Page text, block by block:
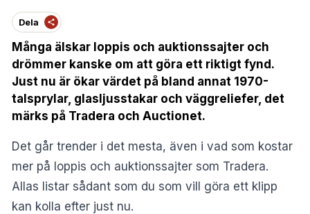
Dela
Många älskar loppis och auktionssajter och
drömmer kanske om att göra ett riktigt fynd.
Just nu är ökar värdet på bland annat 1970-
talsprylar, glasljusstakar och väggreliefer, det
märks på Tradera och Auctionet.
Det går trender i det mesta, även i vad som kostar
mer på loppis och auktionssajter som Tradera.
Allas listar sådant som du som vill göra ett klipp
kan kolla efter just nu.